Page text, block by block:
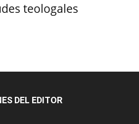
teologales
DEL EDITOR